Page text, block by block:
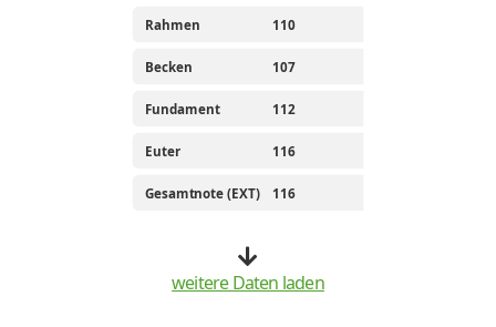
Rahmen 110
Becken 107
Fundament 112
Euter 116
Gesamtnote (EXT) 116
weitere Daten laden